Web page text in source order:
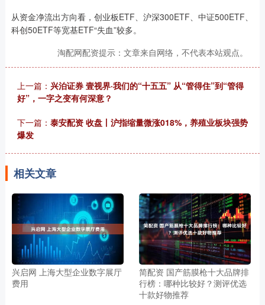
从资金净流出方向看，创业板ETF、沪深300ETF、中证500ETF、
科创50ETF等宽基ETF“失血”较多。
淘配网配资提示：文章来自网络，不代表本站观点。
上一篇： 兴泊证券 壹视界·我们的“十五五” 从“管得住”到“管得
好”，一字之变有何深意？
下一篇： 泰安配资 收盘丨沪指缩量微涨018%，养殖业板块强势
爆发
相关文章
兴启网 上海大型企业数字展厅
费用
简配资 国产筋膜枪十大品牌排
行榜：哪种比较好？测评优选
十款好物推荐